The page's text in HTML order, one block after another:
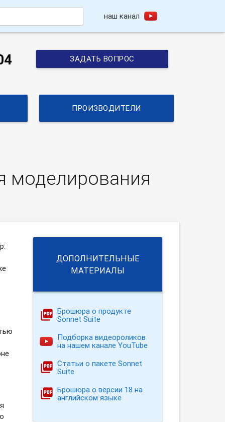
наш канал
ЗАДАТЬ ВОПРОС
ПРОИЗВОДИТЕЛИ
моделирования
ДОПОЛНИТЕЛЬНЫЕ
МАТЕРИАЛЫ
Брошюра о продукте
Sonnet Suite
Подборка видеороликов
на нашем канале YouTube
Статьи о пакете Sonnet
Suite
Брошюра о версии 18 на
английском языке